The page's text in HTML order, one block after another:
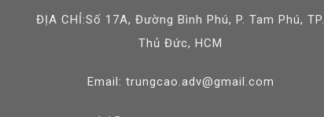
ĐỊA CHỈ:Số 17A, Đường Bình Phú, P. Tam Phú, TP.
Thủ Đức, HCM
Email: trungcao.adv@gmail.com